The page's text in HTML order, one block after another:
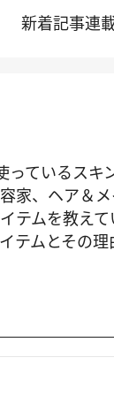
新着記事連
ているスキ
家、ヘア＆
テムを教え
テムとその理